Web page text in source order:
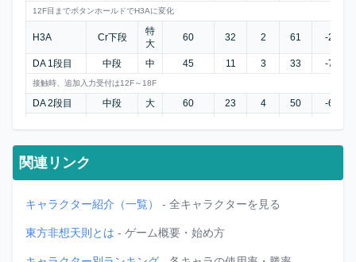
12F目までボタンホールドでH3Aに変化
H3A Cr下段
特
大
60 32 2 61 -2
DA 1段目 中段 中 45 11 3 33 -7
接触時、追加入力受付は12F～18F
DA 2段目 中段 大 60 23 4 50 -6
DC
中段 大 60 19 4 52
-12
JA
+1
セル不可能
大 17
関連リンク
キャラクター紹介（一覧） - 全キャラクターを見る
東方非想天則とは - ゲーム概要・始め方